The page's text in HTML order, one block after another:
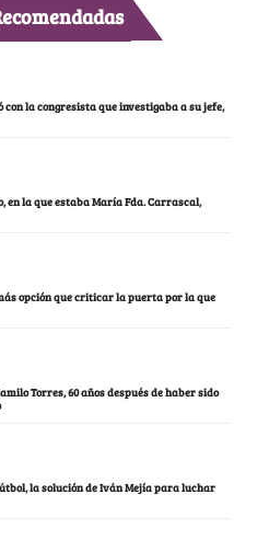
con la congresista que investigaba a su jefe,
en la que estaba María Fda. Carrascal,
opción que criticar la puerta por la que
Torres, 60 años después de haber sido
la solución de Iván Mejía para luchar